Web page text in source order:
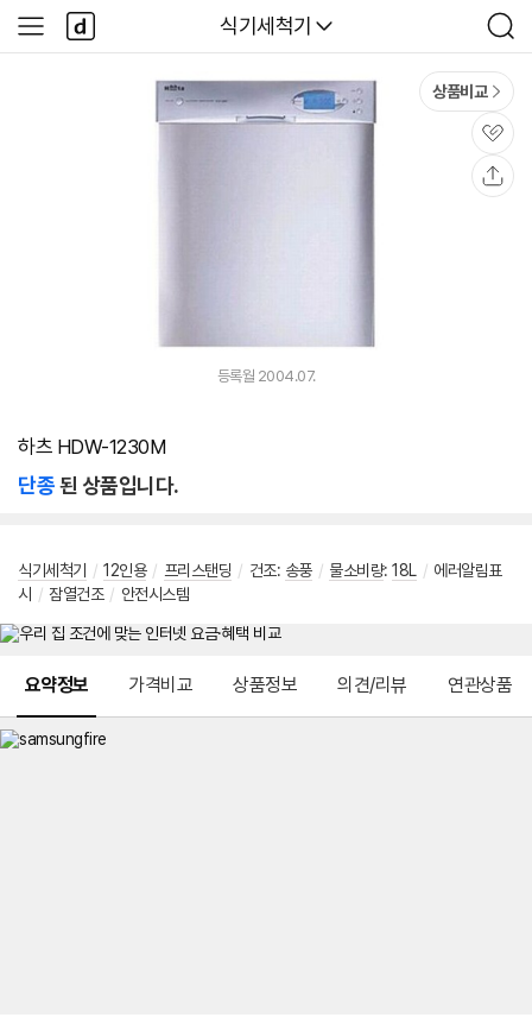
다나와
식기세척기
검
색
사
이
다
나
와
상품비교
관
심
등록월 2004.07.
하츠 HDW-1230M
단종된 상품입니다.
식기세척기 / 12인용 / 프리스탠딩 / 건조: 송풍 / 물소비량: 18L / 에러알림표
시 / 잠열건조 / 안전시스템
요약정보 가격비교 상품정보 의견/리뷰 연관상품